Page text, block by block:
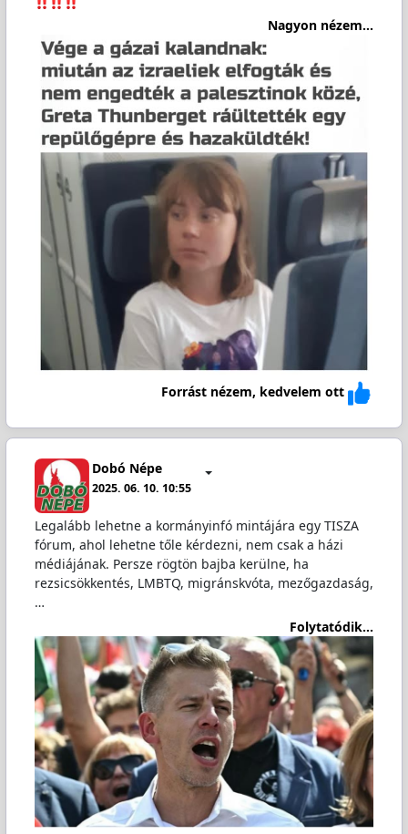
Nagyon nézem...
Forrást nézem, kedvelem ott
Dobó Népe
2025. 06. 10. 10:55
Legalább lehetne a kormányinfó mintájára egy TISZA
fórum, ahol lehetne tőle kérdezni, nem csak a házi
médiájának. Persze rögtön bajba kerülne, ha
rezsicsökkentés, LMBTQ, migránskvóta, mezőgazdaság,
…
Folytatódik...